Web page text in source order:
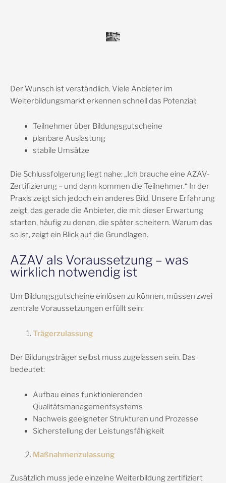
Der Wunsch ist verständlich. Viele Anbieter im
Weiterbildungsmarkt erkennen schnell das Potenzial:
Teilnehmer über Bildungsgutscheine
planbare Auslastung
stabile Umsätze
Die Schlussfolgerung liegt nahe: „Ich brauche eine AZAV-
Zertifizierung – und dann kommen die Teilnehmer.“ In der
Praxis zeigt sich jedoch ein anderes Bild. Unsere Erfahrung
zeigt, das gerade die Anbieter, die mit dieser Erwartung
starten, häufig zu denen, die später scheitern. Warum das
so ist, zeigt ein Blick auf die Grundlagen.
AZAV als Voraussetzung – was
wirklich notwendig ist
Um Bildungsgutscheine einlösen zu können, müssen zwei
zentrale Voraussetzungen erfüllt sein:
Trägerzulassung
Der Bildungsträger selbst muss zugelassen sein. Das
bedeutet:
Aufbau eines funktionierenden
Qualitätsmanagementsystems
Nachweis geeigneter Strukturen und Prozesse
Sicherstellung der Leistungsfähigkeit
Maßnahmenzulassung
Zusätzlich muss jede einzelne Weiterbildung zertifiziert